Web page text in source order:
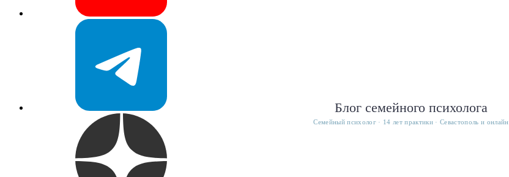
Блог семейного психолога
Семейный психолог · 14 лет практики · Севастополь и онлайн